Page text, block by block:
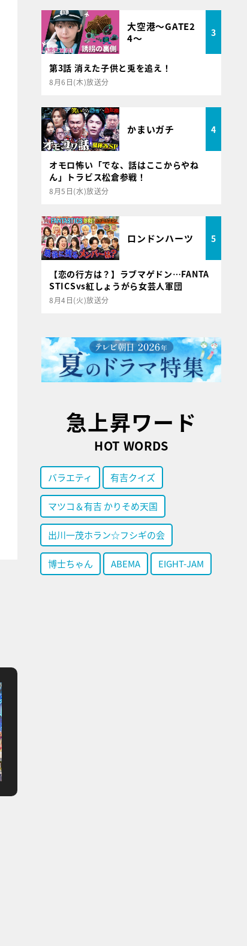
スキボタン
大空港～GATE2
4～
3
第3話 消えた子供と兎を追え！
8月6日(木)放送分
かまいガチ 4
オモロ怖い「でな、話はここからやね
ん」トラビス松倉参戦！
8月5日(水)放送分
ロンドンハーツ 5
【恋の行方は？】ラブマゲドン…FANTA
STICSvs紅しょうがら女芸人軍団
8月4日(火)放送分
急上昇ワード
HOT WORDS
バラエティ 有吉クイズ
マツコ＆有吉 かりそめ天国
出川一茂ホラン☆フシギの会
博士ちゃん ABEMA EIGHT-JAM